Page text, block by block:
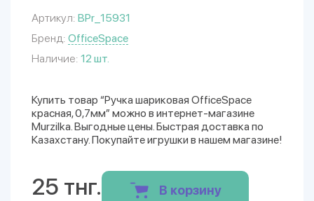
Артикул: BPr_15931
Бренд: OfficeSpace
Наличие: 12 шт.
Купить товар “Ручка шариковая OfficeSpace
красная, 0,7мм” можно в интернет-магазине
Murzilka. Выгодные цены. Быстрая доставка по
Казахстану. Покупайте игрушки в нашем магазине!
25 тнг. В корзину